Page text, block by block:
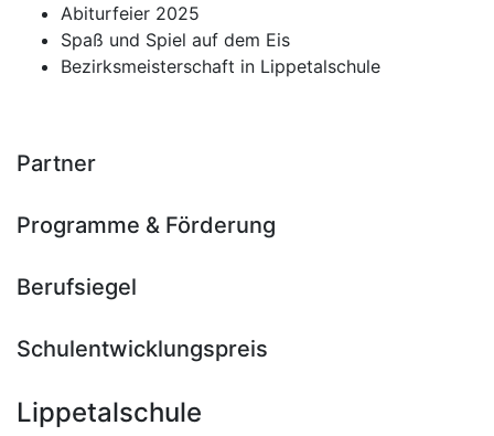
Abiturfeier 2025
Spaß und Spiel auf dem Eis
Bezirksmeisterschaft in Lippetalschule
Partner
Programme & Förderung
Berufsiegel
Schulentwicklungspreis
Lippetalschule